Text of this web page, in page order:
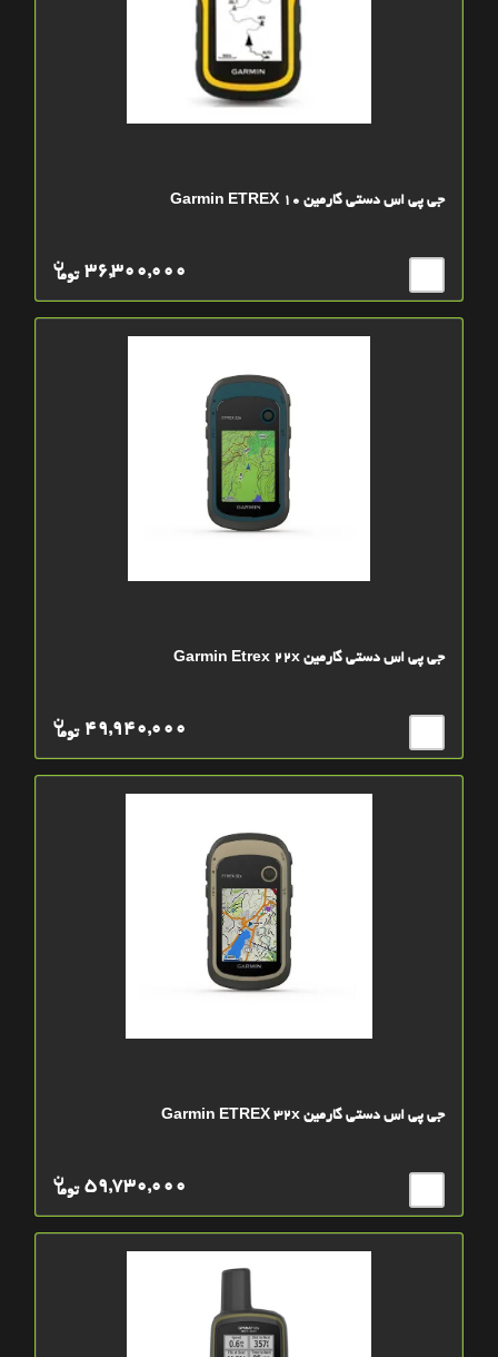
جی پی اس دستی گارمین Garmin ETREX 10
توما
ن 36,300,000
جی پی اس دستی گارمین Garmin Etrex 22x
توما
ن 49,940,000
جی پی اس دستی گارمین Garmin ETREX 32x
توما
ن 59,730,000